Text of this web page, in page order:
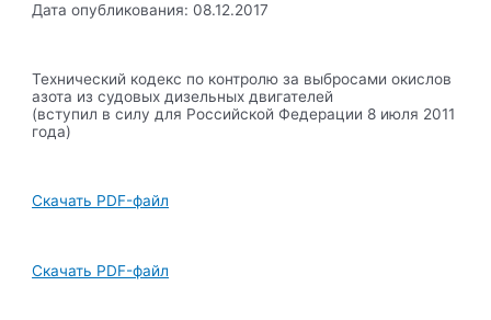
Дата опубликования: 08.12.2017
Технический кодекс по контролю за выбросами окислов
азота из судовых дизельных двигателей
(вступил в силу для Российской Федерации 8 июля 2011
года)
Скачать PDF-файл
Скачать PDF-файл